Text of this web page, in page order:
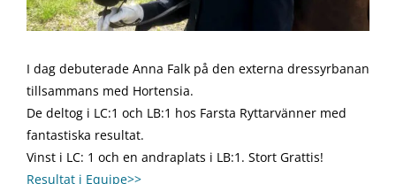
I dag debuterade Anna Falk på den externa dressyrbanan
tillsammans med Hortensia.
De deltog i LC:1 och LB:1 hos Farsta Ryttarvänner med
fantastiska resultat.
Vinst i LC: 1 och en andraplats i LB:1. Stort Grattis!
Resultat i Equipe>>